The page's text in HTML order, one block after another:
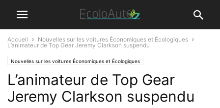
Accueil
Nouvelles sur les voitures Économiques et Écologiques
L’animateur de Top Gear Jeremy Clarkson suspendu
Nouvelles sur les voitures Économiques et Écologiques
L’animateur de Top Gear
Jeremy Clarkson suspendu